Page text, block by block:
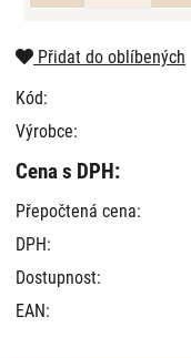
Přidat do oblíbených
Kód:
Výrobce:
Cena s DPH:
Přepočtená cena:
DPH:
Dostupnost:
EAN: